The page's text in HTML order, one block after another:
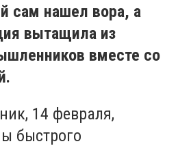
сам нашел вора, а
вытащила из
вместе со
14 февраля,
быстрого